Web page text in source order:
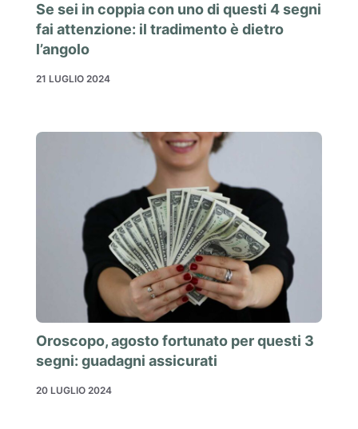
Se sei in coppia con uno di questi 4 segni
fai attenzione: il tradimento è dietro
l’angolo
21 LUGLIO 2024
Oroscopo, agosto fortunato per questi 3
segni: guadagni assicurati
20 LUGLIO 2024